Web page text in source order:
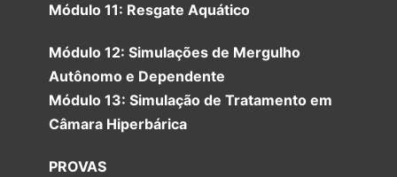
Módulo 11: Resgate Aquático
Módulo 12: Simulações de Mergulho
Autônomo e Dependente
Módulo 13: Simulação de Tratamento em
Câmara Hiperbárica
PROVAS